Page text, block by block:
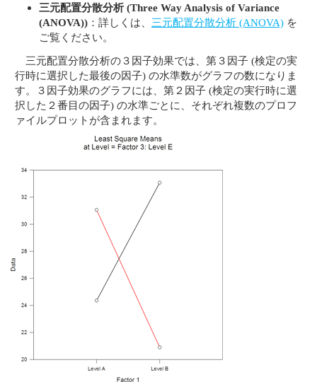
三元配置分散分析 (Three Way Analysis of Variance
(ANOVA)) ：詳しくは、 三元配置分散分析 (ANOVA) を
ご覧ください。
三元配置分散分析の３因子効果では、第３因子 (検定の実
行時に選択した最後の因子) の水準数がグラフの数になりま
す。３因子効果のグラフには、第２因子 (検定の実行時に選
択した２番目の因子) の水準ごとに、それぞれ複数のプロフ
ァイルプロットが含まれます。